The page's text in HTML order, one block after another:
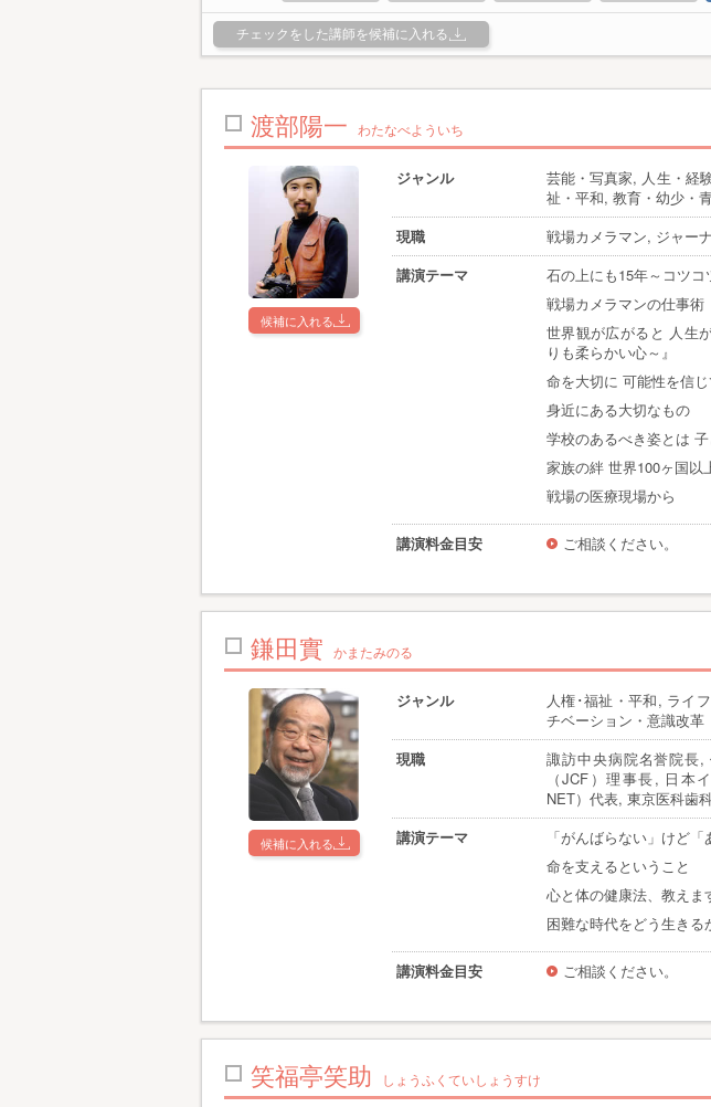
チェックをした講師を候補に入れる
渡部陽一 わたなべよういち
候補に入れる
ジャンル
芸能・写真家, 人生・経
祉・平和, 教育・幼少・
現職
戦場カメラマン, ジャー
講演テーマ
石の上にも15年～コツコ
戦場カメラマンの仕事術
世界観が広がると 人生
りも柔らかい心～』
命を大切に 可能性を信
身近にある大切なもの
学校のあるべき姿とは
家族の絆 世界100ヶ国以
戦場の医療現場から
講演料金目安 ご相談ください。
鎌田實 かまたみのる
候補に入れる
ジャンル
人権･福祉・平和, ライ
チベーション・意識改革
現職
諏訪中央病院名誉院長
（JCF）理事長, 日本
NET）代表, 東京医科歯
講演テーマ
「がんばらない」けど「
命を支えるということ
心と体の健康法、教えま
困難な時代をどう生きる
講演料金目安 ご相談ください。
笑福亭笑助 しょうふくていしょうすけ